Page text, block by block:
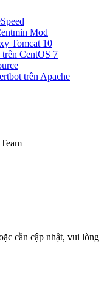
Mod
Tomcat 10
CentOS 7
trên Apache
cần cập nhật, vui lòng